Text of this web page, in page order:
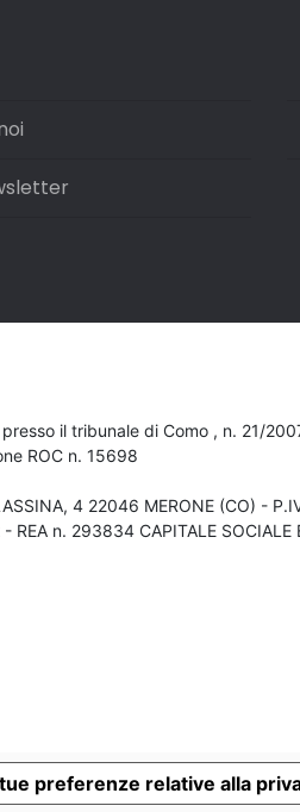
il tribunale di Como , n. 21/
ROC n. 15698
4 22046 MERONE (CO) -
n. 293834 CAPITALE SOCIALE
preferenze relative alla